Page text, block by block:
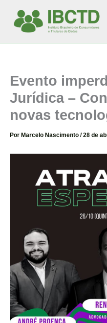
Evento
Jurídica –
novas
Por Marcelo Nascimento /28 de